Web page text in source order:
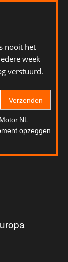
nooit het
week
verstuurd.
Verzenden
opzeggen